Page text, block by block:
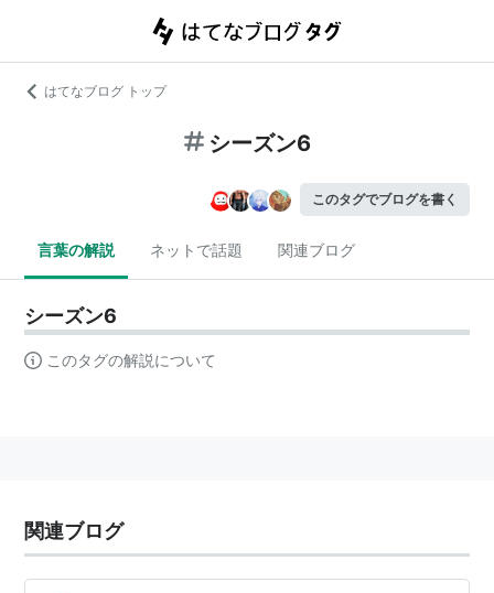
はてなブログ トップ
シーズン6
このタグでブログを書く
言葉の解説 ネットで話題 関連ブログ
シーズン6
このタグの解説について
関連ブログ